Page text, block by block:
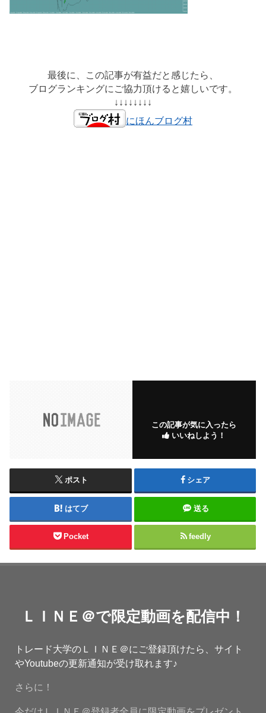
最後に、この記事が有益だと感じたら、
ブログランキングにご協力頂けると嬉しいです。
↓↓↓↓↓↓↓↓
にほんブログ村
この記事が気に入ったら
いいねしよう！
ポスト シェア
はてブ 送る
Pocket feedly
ＬＩＮＥ＠で限定動画を配信中！
トレード大学のＬＩＮＥ＠にご登録頂けたら、サイト
やYoutubeの更新通知が受け取れます♪
さらに！